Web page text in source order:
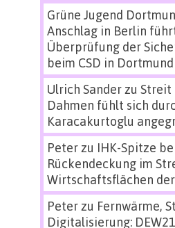
Grüne Jugend
Anschlag in Berlin
Überprüfung der
beim CSD in Dortmund
Ulrich Sanderzu Streit
Dahmen fühlt sich
Karacakurtoglu
Peterzu IHK-Spitze
Rückendeckung im
Wirtschaftsflächen
Peterzu Fernwärme,
Digitalisierung: